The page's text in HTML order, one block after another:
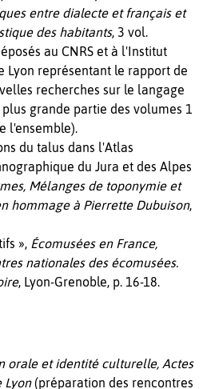
entre dialecte et français et
des habitants, 3 vol.
au CNRS et à l'Institut
Lyon représentant le rapport de
recherches sur le langage
grande partie des volumes 1
l'ensemble).
du talus dans l'Atlas
du Jura et des Alpes
Mélanges de toponymie et
hommage à Pierrette Dubuison,
», Écomusées en France,
nationales des écomusées.
, Lyon-Grenoble, p. 16-18.
orale et identité culturelle, Actes
Lyon(préparation des rencontres